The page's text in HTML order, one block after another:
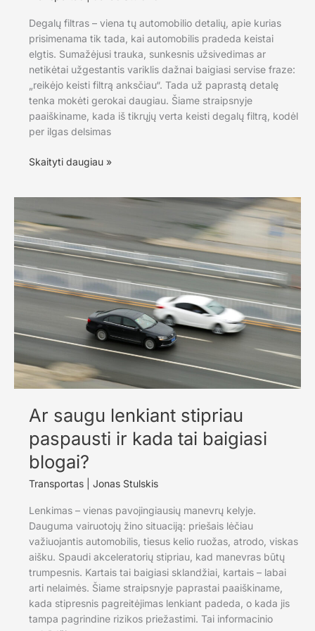
Degalų filtras – viena tų automobilio detalių, apie kurias
prisimenama tik tada, kai automobilis pradeda keistai
elgtis. Sumažėjusi trauka, sunkesnis užsivedimas ar
netikėtai užgestantis variklis dažnai baigiasi servise fraze:
„reikėjo keisti filtrą anksčiau“. Tada už paprastą detalę
tenka mokėti gerokai daugiau. Šiame straipsnyje
paaiškiname, kada iš tikrųjų verta keisti degalų filtrą, kodėl
per ilgas delsimas
Kada
kad
netektų
mokėti
du
kartus
Skaityti daugiau »
Ar saugu lenkiant stipriau
paspausti ir kada tai baigiasi
blogai?
Transportas Jonas Stulskis
Lenkimas – vienas pavojingiausių manevrų kelyje.
Dauguma vairuotojų žino situaciją: priešais lėčiau
važiuojantis automobilis, tiesus kelio ruožas, atrodo, viskas
aišku. Spaudi akceleratorių stipriau, kad manevras būtų
trumpesnis. Kartais tai baigiasi sklandžiai, kartais – labai
arti nelaimės. Šiame straipsnyje paprastai paaiškiname,
kada stipresnis pagreitėjimas lenkiant padeda, o kada jis
tampa pagrindine rizikos priežastimi. Tai informacinio